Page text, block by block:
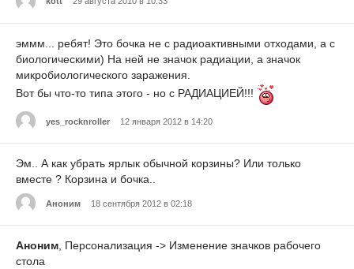
эммм... ребят! Это бочка не с радиоактивными отходами, а с
биологическими) На ней не значок радиации, а значок
микробиологического заражения.
Вот бы что-то типа этого - но с РАДИАЦИЕЙ!!!
yes_rocknroller 12 января 2012 в 14:20
Эм.. А как убрать ярлык обычной корзины? Или только
вместе ? Корзина и бочка..
Аноним 18 сентября 2012 в 02:18
Аноним, Персонализация -> Изменение значков рабочего
стола